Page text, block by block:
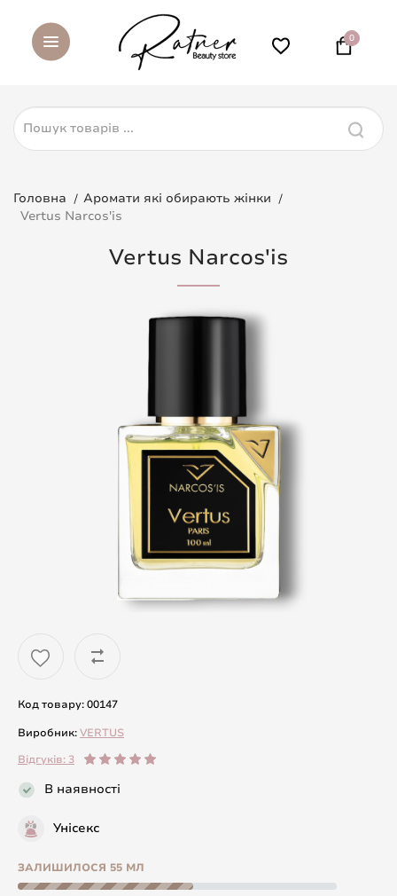
0
Головна
Аромати які обирають жінки
Vertus Narcos'is
Vertus Narcos'is
Код товару: 00147
Виробник:VERTUS
Відгуків: 3
В наявності
Унісекс
ЗАЛИШИЛОСЯ 55 МЛ